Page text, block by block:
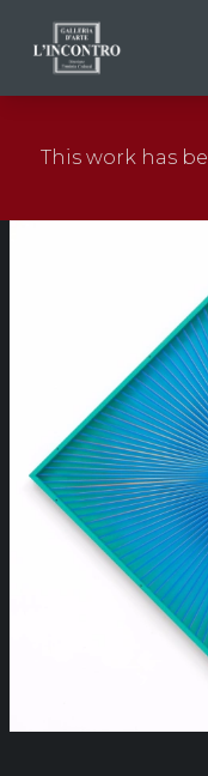
NEWS AND
This work has